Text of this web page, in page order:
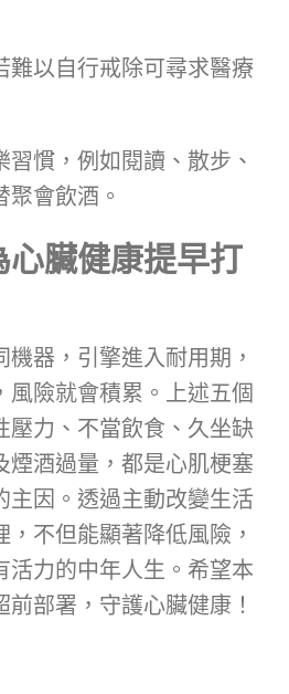
難以自行戒除可尋求醫療
習慣，例如閱讀、散步、
聚會飲酒。
心臟健康提早打
器，引擎進入耐用期，
風險就會積累。上述五個
壓力、不當飲食、久坐缺
煙酒過量，都是心肌梗塞
主因。透過主動改變生活
不但能顯著降低風險，
活力的中年人生。希望本
部署，守護心臟健康！